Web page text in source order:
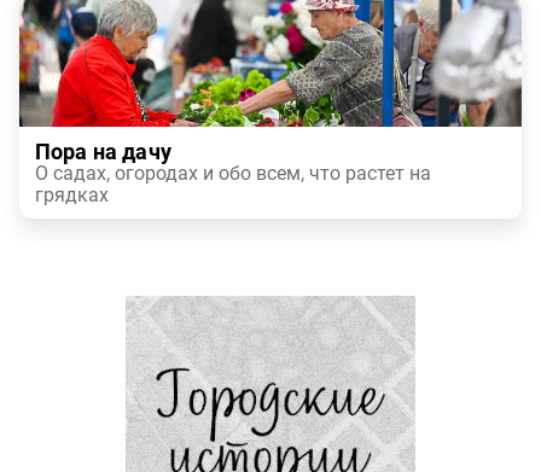
Пора на дачу
О садах, огородах и обо всем, что растет на
грядках